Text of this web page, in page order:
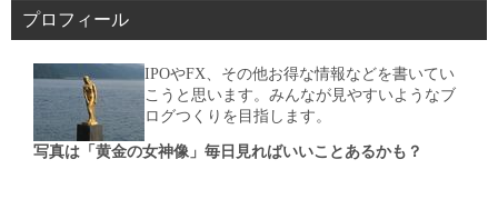
プロフィール
IPOやFX、その他お得な情報などを書いてい
こうと思います。みんなが見やすいようなブ
ログつくりを目指します。
写真は「黄金の女神像」毎日見ればいいことあるかも？